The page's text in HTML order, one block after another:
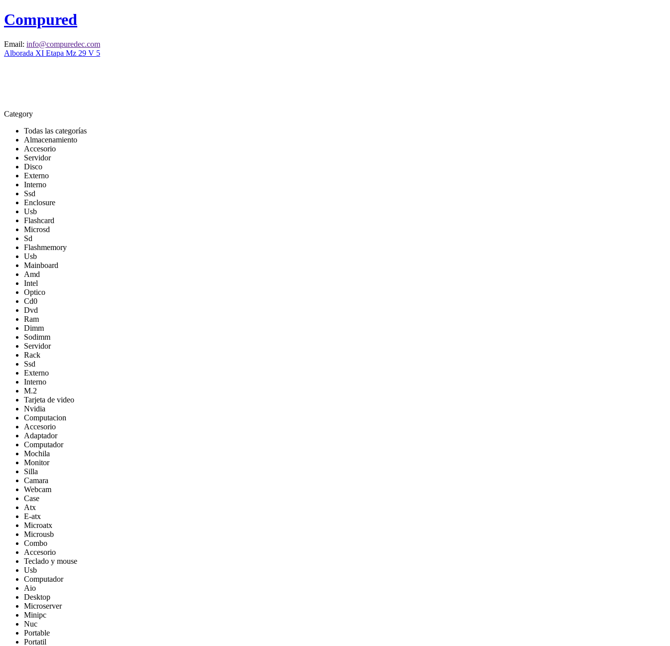
Compured
Email: info@compuredec.com
Alborada XI Etapa Mz 29 V 5
Category
Todas las categorías
Almacenamiento
Accesorio
Servidor
Disco
Externo
Interno
Ssd
Enclosure
Usb
Flashcard
Microsd
Sd
Flashmemory
Usb
Mainboard
Amd
Intel
Optico
Cd0
Dvd
Ram
Dimm
Sodimm
Servidor
Rack
Ssd
Externo
Interno
M.2
Tarjeta de video
Nvidia
Computacion
Accesorio
Adaptador
Computador
Mochila
Monitor
Silla
Camara
Webcam
Case
Atx
E-atx
Microatx
Microusb
Combo
Accesorio
Teclado y mouse
Usb
Computador
Aio
Desktop
Microserver
Minipc
Nuc
Portable
Portatil